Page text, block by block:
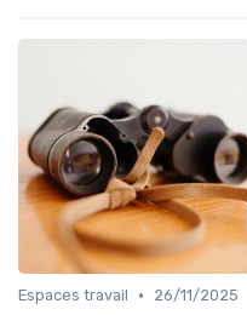
Espaces travail •
26/11/2025